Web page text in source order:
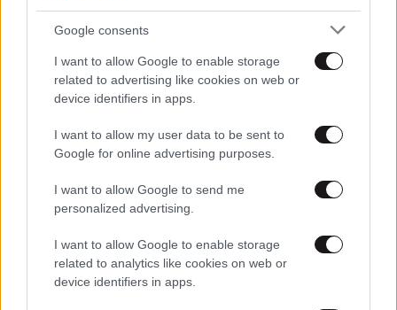
Google consents
I want to allow Google to enable storage
related to advertising like cookies on web or
device identifiers in apps.
I want to allow my user data to be sent to
Google for online advertising purposes.
I want to allow Google to send me
personalized advertising.
I want to allow Google to enable storage
related to analytics like cookies on web or
device identifiers in apps.
12·09·2024 23:55